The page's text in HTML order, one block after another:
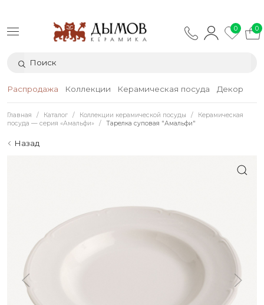
0 0
Распродажа Коллекции Керамическая посуда Декор
Главная Каталог Коллекции керамической посуды
Керамическая
посуда — серия «Амальфи»
Тарелка суповая "Амальфи"
Назад